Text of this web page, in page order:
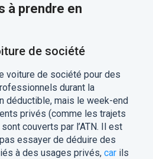
à prendre en
de société
voiture de société pour des
durant la
déductible, mais le week-end
privés (comme les trajets
couverts par l’ATN. Il est
essayer de déduire des
à des usages privés, carils